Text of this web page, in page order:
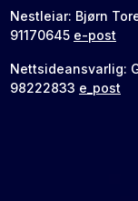
Nestleiar: Bjørn
91170645 e-post
Nettsideansvarlig:
98222833 e_post